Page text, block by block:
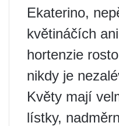
Ekaterino,
květináčích
hortenzie
nikdy je
Květy mají
lístky,